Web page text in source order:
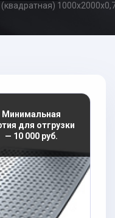
Минимальная
для отгрузки
— 10 000 руб.